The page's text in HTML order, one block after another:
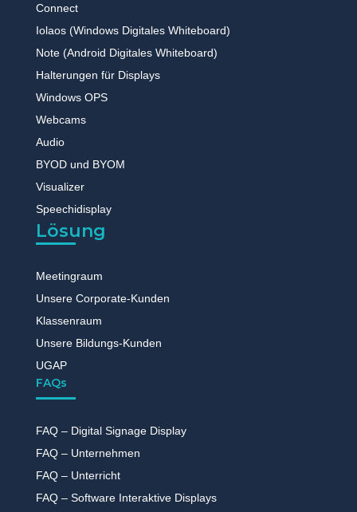
Connect
Iolaos (Windows Digitales Whiteboard)
Note (Android Digitales Whiteboard)
Halterungen für Displays
Windows OPS
Webcams
Audio
BYOD und BYOM
Visualizer
Speechidisplay
Lösung
Meetingraum
Unsere Corporate-Kunden
Klassenraum
Unsere Bildungs-Kunden
UGAP
FAQs
FAQ – Digital Signage Display
FAQ – Unternehmen
FAQ – Unterricht
FAQ – Software Interaktive Displays